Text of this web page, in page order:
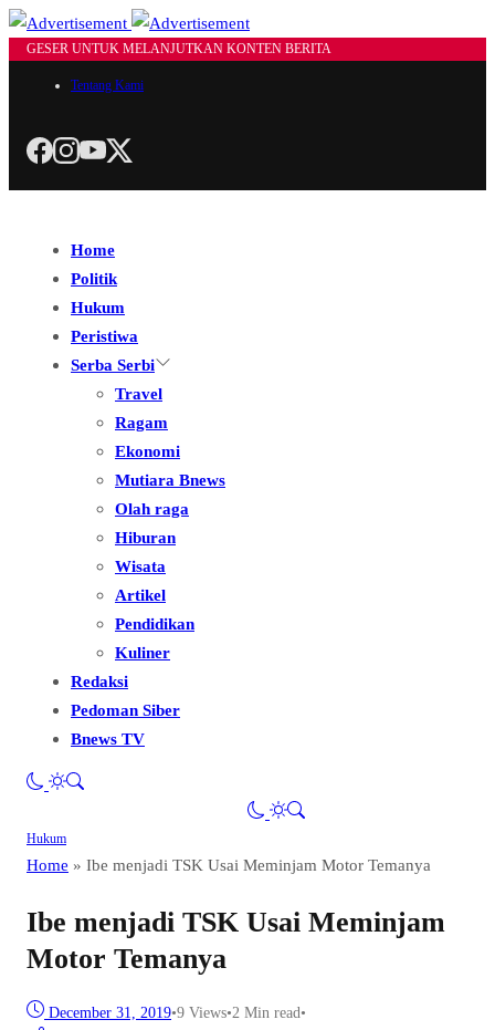
GESER UNTUK MELANJUTKAN KONTEN BERITA
Tentang Kami
Home
Politik
Hukum
Peristiwa
Serba Serbi
Travel
Ragam
Ekonomi
Mutiara Bnews
Olah raga
Hiburan
Wisata
Artikel
Pendidikan
Kuliner
Redaksi
Pedoman Siber
Bnews TV
Hukum
Home » Ibe menjadi TSK Usai Meminjam Motor Temanya
Ibe menjadi TSK Usai Meminjam
Motor Temanya
December 31, 2019•9 Views•2 Min read•